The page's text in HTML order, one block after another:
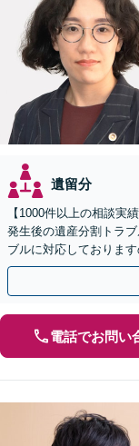
遺留分
【1000件以上の相談実
発生後の遺産分割トラ
ブルに対応しておりま
たアドバイス・ご提案
電話でお問い